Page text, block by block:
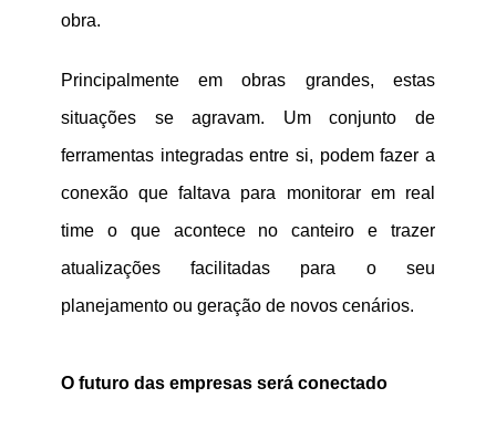
obra.
Principalmente em obras grandes, estas
situações se agravam. Um conjunto de
ferramentas integradas entre si, podem fazer a
conexão que faltava para monitorar em real
time o que acontece no canteiro e trazer
atualizações facilitadas para o seu
planejamento ou geração de novos cenários.
O futuro das empresas será conectado